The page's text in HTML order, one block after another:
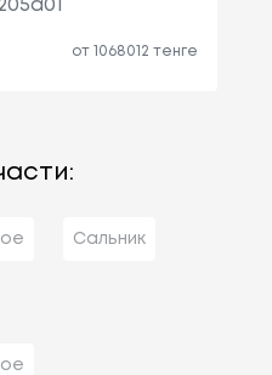
от 1068012 тенге
Сальник